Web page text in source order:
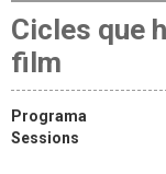
Cicles que
film
Programa
Sessions